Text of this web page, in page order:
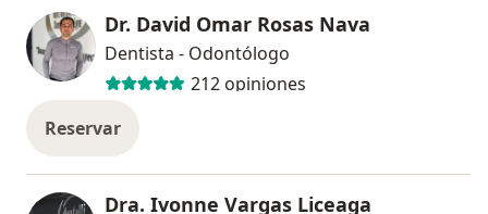
Dr. David Omar Rosas Nava
Dentista - Odontólogo
212 opiniones
Reservar
Dra. Ivonne Vargas Liceaga